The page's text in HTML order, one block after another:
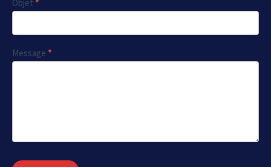
Objet *
Message *